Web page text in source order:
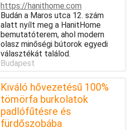
https://hanithome.com
Budán a Maros utca 12. szám
alatt nyílt meg a HanitHome
bemutatóterem, ahol modern
olasz minőségi bútorok egyedi
választékát találod.
Budapest
Kiváló hővezetésű 100%
tömörfa burkolatok
padlófűtésre és
fürdőszobába